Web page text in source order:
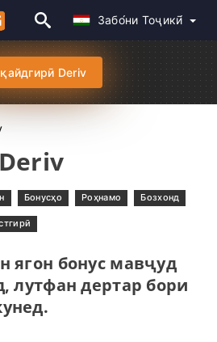
Забо́ни Тоҷикӣ́
Deriv
Бонусҳо Роҳнамо Бозхонд
ягон бонус мавҷуд
лутфан дертар бори